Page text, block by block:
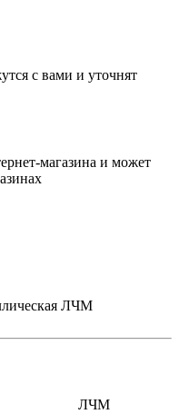
с вами и уточнят
магазина и может
ЛЧМ
ЛЧМ